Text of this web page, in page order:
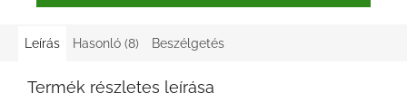
Leírás Hasonló (8) Beszélgetés
Termék részletes leírása